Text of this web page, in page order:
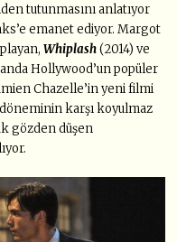
tutunmasını anlatıyor
emanet ediyor. Margot
Whiplash(2014) ve
Hollywood’un popüler
Chazelle’in yeni filmi
karşı koyulmaz
gözden düşen